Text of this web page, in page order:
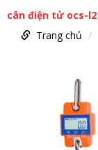
cân điện tử ocs-l2
Trang chủ